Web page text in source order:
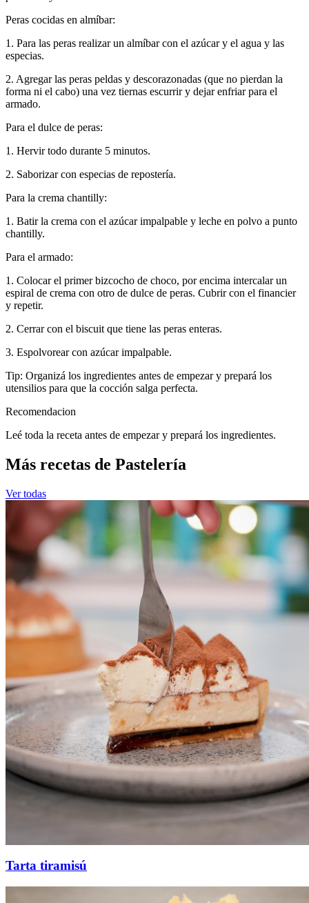
Peras cocidas en almíbar:
1. Para las peras realizar un almíbar con el azúcar y el agua y las
especias.
2. Agregar las peras peldas y descorazonadas (que no pierdan la
forma ni el cabo) una vez tiernas escurrir y dejar enfriar para el
armado.
Para el dulce de peras:
1. Hervir todo durante 5 minutos.
2. Saborizar con especias de repostería.
Para la crema chantilly:
1. Batir la crema con el azúcar impalpable y leche en polvo a punto
chantilly.
Para el armado:
1. Colocar el primer bizcocho de choco, por encima intercalar un
espiral de crema con otro de dulce de peras. Cubrir con el financier
y repetir.
2. Cerrar con el biscuit que tiene las peras enteras.
3. Espolvorear con azúcar impalpable.
Tip: Organizá los ingredientes antes de empezar y prepará los
utensilios para que la cocción salga perfecta.
Recomendacion
Leé toda la receta antes de empezar y prepará los ingredientes.
Más recetas de Pastelería
Ver todas
Tarta tiramisú